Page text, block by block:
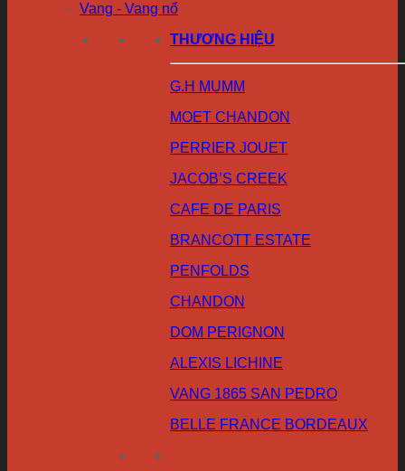
Vang - Vang nổ
THƯƠNG HIỆU
G.H MUMM
MOET CHANDON
PERRIER JOUET
JACOB’S CREEK
CAFE DE PARIS
BRANCOTT ESTATE
PENFOLDS
CHANDON
DOM PERIGNON
ALEXIS LICHINE
VANG 1865 SAN PEDRO
BELLE FRANCE BORDEAUX